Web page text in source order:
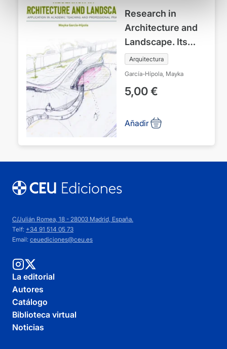
Research in
Architecture and
Landscape. Its
application in
academic teaching
and professional
practice
Arquitectura
García-Hípola, Mayka
5,00€
Añadir
C/Julián Romea, 18 - 28003 Madrid, España.
Telf: +34 91 514 05 73
Email: ceuediciones@ceu.es
La editorial
Autores
Catálogo
Biblioteca virtual
Noticias